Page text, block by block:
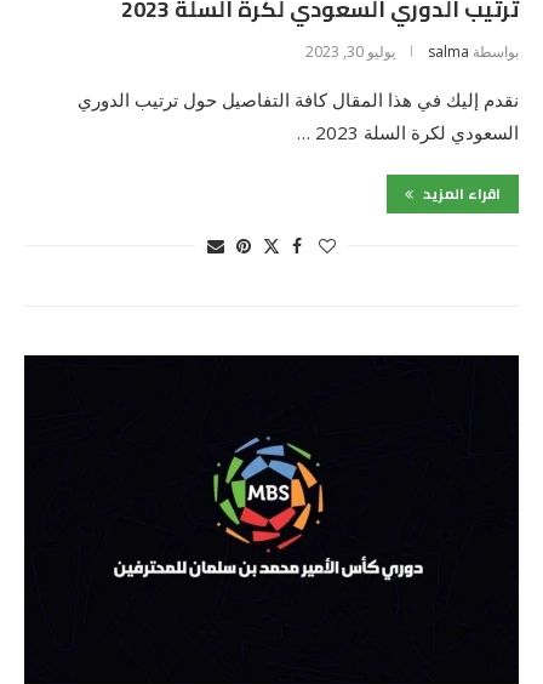
ترتيب الدوري السعودي لكرة السلة 2023
بواسطة salma يوليو 30, 2023
نقدم إليك في هذا المقال كافة التفاصيل حول ترتيب الدوري
السعودي لكرة السلة 2023 …
اقراء المزيد